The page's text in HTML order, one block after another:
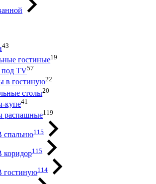
43
гостиные19
ТV57
в гостиную22
столы20
купе41
119
спальню115
коридор115
гостиную114